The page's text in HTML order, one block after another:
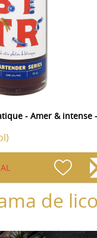
- Amer & intense -
de